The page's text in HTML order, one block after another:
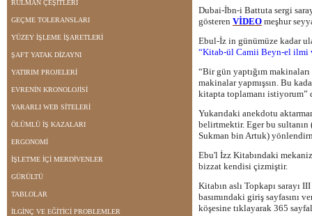
RULMAN ÇEŞİTLERİ
GEÇME TOLERANSLARI
YÜZEY İŞLEME İŞARETLERİ
ŞAFT YATAK DİZAYNI
YATIRIM PROJELERİ
EVRENİN KRONOLOJİSİ
YARARLI WEB SİTELERİ
ÖLÜMLÜ İŞ KAZALARI
ERGONOMİ
İŞLETME İÇİ MERDİVENLER
GÜRÜLTÜ
TABLOLAR
İLGİNÇ VE EĞİTİCİ PROBLEMLER
Dubai-İbn-i Battuta sergi
gösteren VİDEO meşhur
Ebul-İz in günümüze kadar
“Kitab-ül Camii Beyn-el ilmi
“Bir gün yaptığım
makinalar yapmışsın. Bu
kitapta toplamanı istiyorum”
Yukarıdaki anekdotu
belirtmektir. Eger bu
Sukman bin Artuk)
Ebu'l İzz Kitabındaki
bizzat kendisi çizmiştir.
Kitabın aslı Topkapı sarayı
basımındaki giriş sayfasını
köşesine tıklayarak 365